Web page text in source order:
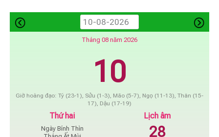
Tháng 08 năm 2026
10
Giờ hoàng đạo: Tý (23-1), Sửu (1-3), Mão (5-7), Ngọ (11-13), Thân (15-
17), Dậu (17-19)
Thứ hai
Ngày Bính Thìn
Lịch âm
28